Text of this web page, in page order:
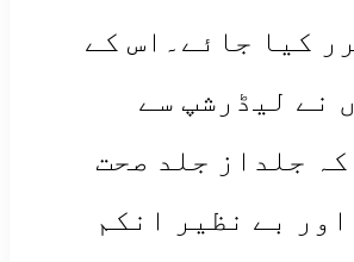
کیا جائے۔اس کے
نے لیڈرشپ سے
جلداز جلد صحت
بے نظیر انکم